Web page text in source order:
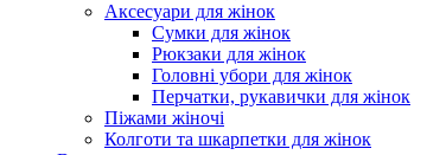
Аксесуари для жінок
Сумки для жінок
Рюкзаки для жінок
Головні убори для жінок
Перчатки, рукавички для жінок
Піжами жіночі
Колготи та шкарпетки для жінок